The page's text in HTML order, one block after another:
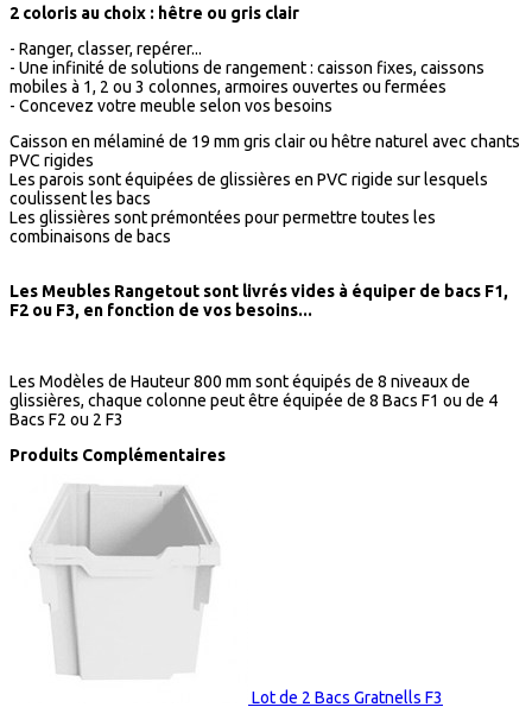
2 coloris au choix : hêtre ou gris clair
- Ranger, classer, repérer...
- Une infinité de solutions de rangement : caisson fixes, caissons
mobiles à 1, 2 ou 3 colonnes, armoires ouvertes ou fermées
- Concevez votre meuble selon vos besoins
Caisson en mélaminé de 19 mm gris clair ou hêtre naturel avec chants
PVC rigides
Les parois sont équipées de glissières en PVC rigide sur lesquels
coulissent les bacs
Les glissières sont prémontées pour permettre toutes les
combinaisons de bacs
Les Meubles Rangetout sont livrés vides à équiper de bacs F1,
F2 ou F3, en fonction de vos besoins...
Les Modèles de Hauteur 800 mm sont équipés de 8 niveaux de
glissières, chaque colonne peut être équipée de 8 Bacs F1 ou de 4
Bacs F2 ou 2 F3
Produits Complémentaires
Lot de 2 Bacs Gratnells F3